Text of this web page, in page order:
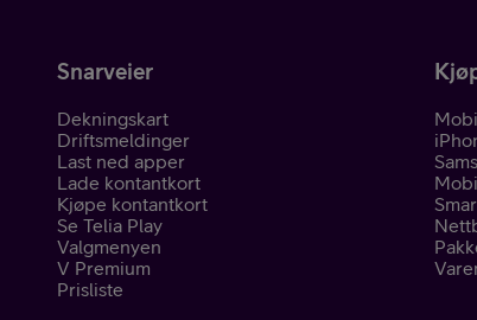
Snarveier
Dekningskart
Driftsmeldinger
Last ned apper
Lade kontantkort
Kjøpe kontantkort
Se Telia Play
Valgmenyen
V Premium
Prisliste